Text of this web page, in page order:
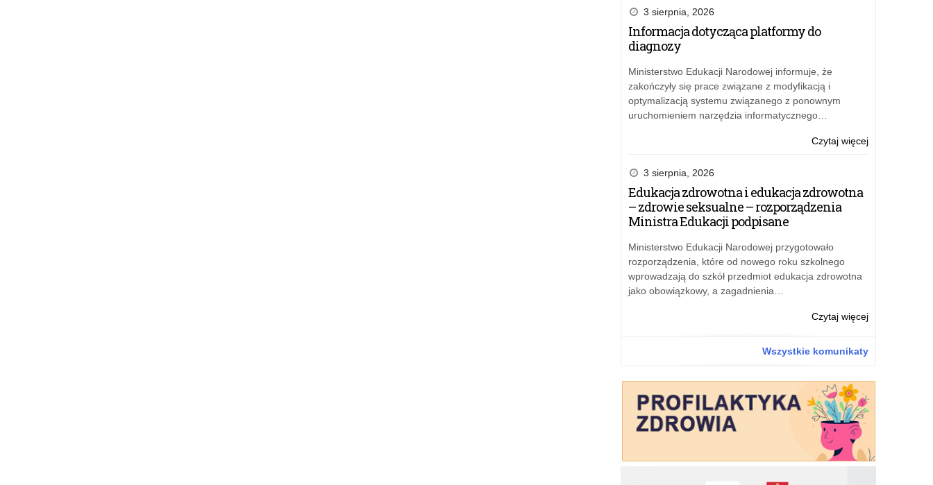
3 sierpnia, 2026
Informacja dotycząca platformy do
diagnozy
Ministerstwo Edukacji Narodowej informuje, że
zakończyły się prace związane z modyfikacją i
optymalizacją systemu związanego z ponownym
uruchomieniem narzędzia informatycznego…
Czytaj więcejo:
3 sierpnia, 2026
Edukacja zdrowotna i edukacja zdrowotna
– zdrowie seksualne – rozporządzenia
Ministra Edukacji podpisane
Ministerstwo Edukacji Narodowej przygotowało
rozporządzenia, które od nowego roku szkolnego
wprowadzają do szkół przedmiot edukacja zdrowotna
jako obowiązkowy, a zagadnienia…
Czytaj więcejo:
Wszystkie komunikaty